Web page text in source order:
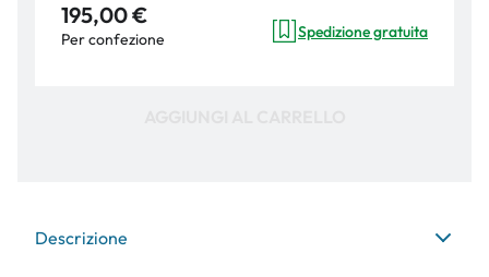
195,00 €
Per confezione Spedizione gratuita
Descrizione